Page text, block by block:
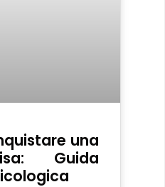
una
Guida